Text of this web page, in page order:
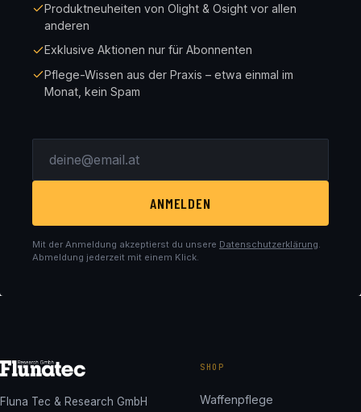
Produktneuheiten von Olight & Osight vor allen
anderen
Exklusive Aktionen nur für Abonnenten
Pflege-Wissen aus der Praxis – etwa einmal im
Monat, kein Spam
ANMELDEN
Mit der Anmeldung akzeptierst du unsere Datenschutzerklärung.
Abmeldung jederzeit mit einem Klick.
Fluna Tec & Research GmbH
SHOP
Waffenpflege